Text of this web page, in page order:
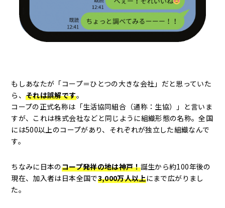
もしあなたが「コープ＝ひとつの大きな会社」だと思っていた
ら、それは誤解です。
コープの正式名称は「生活協同組合（通称：生協）」と言いま
すが、これは株式会社などと同じように組織形態の名称。全国
には500以上のコープがあり、それぞれが独立した組織なんで
す。
ちなみに日本のコープ発祥の地は神戸！誕生から約100年後の
現在、加入者は日本全国で3,000万人以上にまで広がりまし
た。